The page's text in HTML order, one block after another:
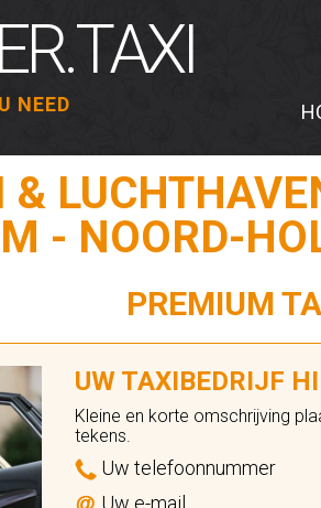
NEED
&
- NOORD-
PREMIUM
UW TAXIBEDRIJF
Kleine en korte omschrijving
tekens.
Uw telefoonnummer
Uw e-mail